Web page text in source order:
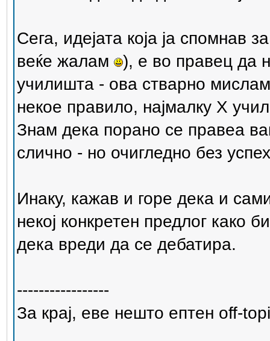
Сега, идејата која ја спомнав
веќе жалам
), е во правец да
училишта - ова стварно
некое правило, најмалку X
Знам дека порано се правеа
слично - но очигледно без
Инаку, кажав и горе дека и
некој конкретен предлог
дека вреди да се дебатира.
-----------------
За крај, еве нешто ептен off-